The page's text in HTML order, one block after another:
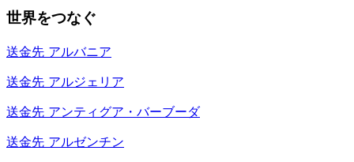
世界をつなぐ
送金先 アルバニア
送金先 アルジェリア
送金先 アンティグア・バーブーダ
送金先 アルゼンチン